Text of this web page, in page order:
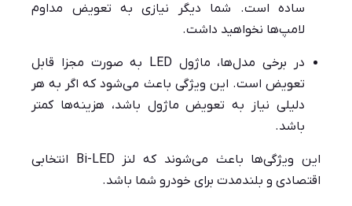
ساده است. شما دیگر نیازی به تعویض مداوم
لامپ‌ها نخواهید داشت.
در برخی مدل‌ها، ماژول LED به صورت مجزا قابل
تعویض است. این ویژگی باعث می‌شود که اگر به هر
دلیلی نیاز به تعویض ماژول باشد، هزینه‌ها کمتر
باشد.
این ویژگی‌ها باعث می‌شوند که لنز Bi-LED انتخابی
اقتصادی و بلندمدت برای خودرو شما باشد.